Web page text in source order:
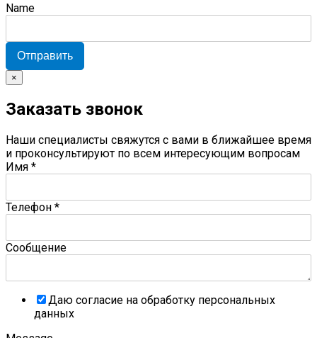
Name
Отправить
×
Заказать звонок
Наши специалисты свяжутся с вами в ближайшее время
и проконсультируют по всем интересующим вопросам
Имя *
Телефон *
Сообщение
Даю согласие на обработку персональных
данных